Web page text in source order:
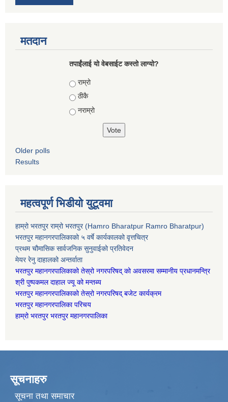
मतदान
तपाईंलाई यो वेबसाईट कस्तो लाग्यो?
Choices
राम्रो
ठीकै
नराम्रो
Older polls
Results
महत्वपूर्ण भिडीयो युटूवमा
हाम्रो भरतपुर राम्रो भरतपुर (Hamro Bharatpur Ramro Bharatpur)
भरतपुर महानगरपालिकाको ५ वर्षे कार्यकालको वृत्तचित्र
प्रथम चौमासिक सार्वजनिक सुनुवाईको प्रतिवेदन
मेयर रेनु दाहालको अन्तर्वाता
भरतपुर महानगरपालिकाको तेस्रो नगरपरिषद् को अवसरमा सम्मानीय प्रधानमन्त्रि
श्री पुष्पकमल दाहाल ज्यू को मन्तब्य
भरतपुर महानगरपालिकाको तेस्रो नगरपरिषद् बजेट कार्यक्रम
भरतपुर महानगरपालिका परिचय
हाम्रो भरतपुर भरतपुर महानगरपालिका
सूचनाहरु
सूचना तथा समाचार